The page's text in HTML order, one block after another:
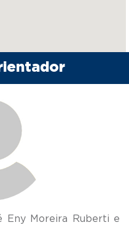
Eny Moreira Ruberti e